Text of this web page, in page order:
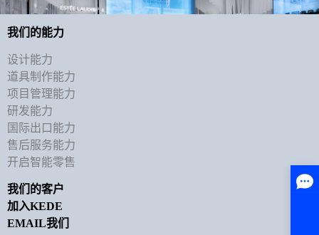
我们的能力
设计能力
道具制作能力
项目管理能力
研发能力
国际出口能力
售后服务能力
开启智能零售
我们的客户
加入KEDE
EMAIL我们